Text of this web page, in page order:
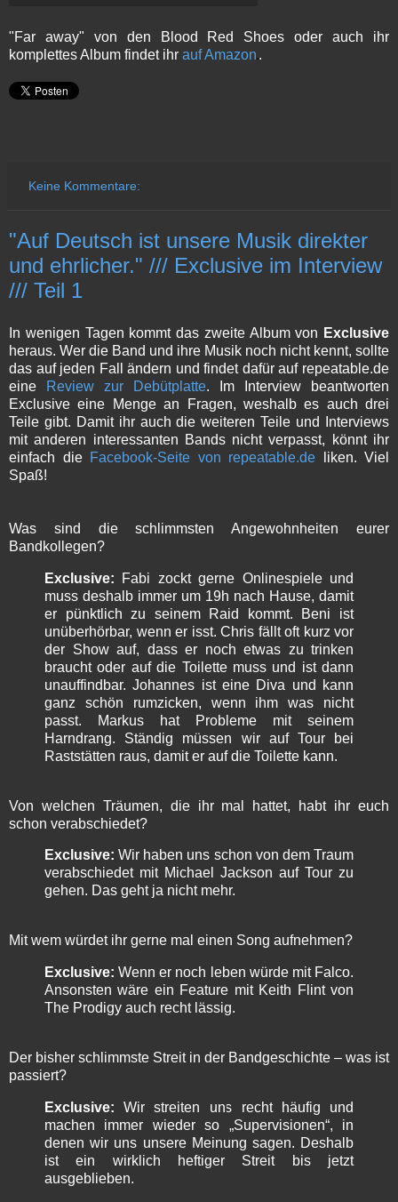
"Far away" von den Blood Red Shoes oder auch ihr
komplettes Album findet ihr auf Amazon .
Keine Kommentare:
"Auf Deutsch ist unsere Musik direkter
und ehrlicher." /// Exclusive im Interview
/// Teil 1
In wenigen Tagen kommt das zweite Album von Exclusive
heraus. Wer die Band und ihre Musik noch nicht kennt, sollte
das auf jeden Fall ändern und findet dafür auf repeatable.de
eine
Review zur Debütplatte. Im Interview beantworten
Exclusive eine Menge an Fragen, weshalb es auch drei
Teile gibt. Damit ihr auch die weiteren Teile und Interviews
mit anderen interessanten Bands nicht verpasst, könnt ihr
einfach die Facebook-Seite von repeatable.de liken. Viel
Spaß!
Was sind die schlimmsten Angewohnheiten eurer
Bandkollegen?
Exclusive: Fabi zockt gerne Onlinespiele und
muss deshalb immer um 19h nach Hause, damit
er pünktlich zu seinem Raid kommt. Beni ist
unüberhörbar, wenn er isst. Chris fällt oft kurz vor
der Show auf, dass er noch etwas zu trinken
braucht oder auf die Toilette muss und ist dann
unauffindbar. Johannes ist eine Diva und kann
ganz schön rumzicken, wenn ihm was nicht
passt. Markus hat Probleme mit seinem
Harndrang. Ständig müssen wir auf Tour bei
Raststätten raus, damit er auf die Toilette kann.
Von welchen Träumen, die ihr mal hattet, habt ihr euch
schon verabschiedet?
Exclusive: Wir haben uns schon von dem Traum
verabschiedet mit Michael Jackson auf Tour zu
gehen. Das geht ja nicht mehr.
Mit wem würdet ihr gerne mal einen Song aufnehmen?
Exclusive: Wenn er noch leben würde mit Falco.
Ansonsten wäre ein Feature mit Keith Flint von
The Prodigy auch recht lässig.
Der bisher schlimmste Streit in der Bandgeschichte – was ist
passiert?
Exclusive: Wir streiten uns recht häufig und
machen immer wieder so „Supervisionen“, in
denen wir uns unsere Meinung sagen. Deshalb
ist ein wirklich heftiger Streit bis jetzt
ausgeblieben.